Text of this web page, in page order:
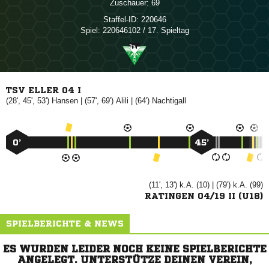
Zuschauer: 69
Staffel-ID: 220646
Spiel: 220646102 / 17. Spieltag
TSV ELLER 04 I
(28', 45', 53')  | (57', 69')  | (64') 
0’ 45’
(11', 13') k.A. (10) | (79') k.A. (99)
RATINGEN 04/19 II (U18)
SPIELBERICHTE & NEWS
ES WURDEN LEIDER NOCH KEINE SPIELBERICHTE
ANGELEGT. UNTERSTÜTZE DEINEN VEREIN,